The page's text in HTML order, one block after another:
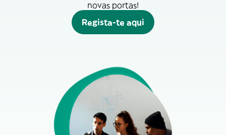
novas portas!
Regista-te aqui